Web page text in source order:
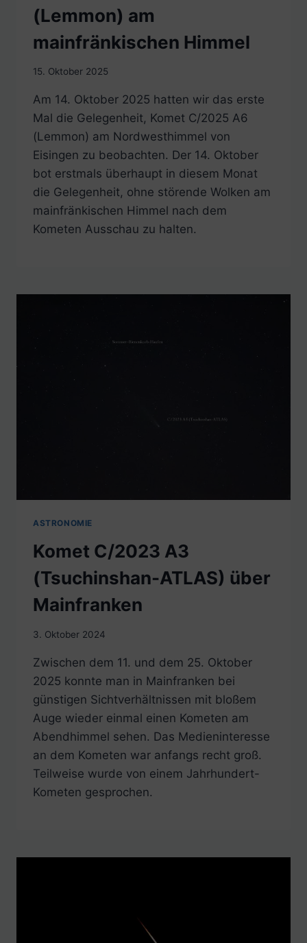
(Lemmon) am
mainfränkischen Himmel
15. Oktober 2025
Am 14. Oktober 2025 hatten wir das erste
Mal die Gelegenheit, Komet C/2025 A6
(Lemmon) am Nordwesthimmel von
Eisingen zu beobachten. Der 14. Oktober
bot erstmals überhaupt in diesem Monat
die Gelegenheit, ohne störende Wolken am
mainfränkischen Himmel nach dem
Kometen Ausschau zu halten.
ASTRONOMIE
Komet C/2023 A3
(Tsuchinshan-ATLAS) über
Mainfranken
3. Oktober 2024
Zwischen dem 11. und dem 25. Oktober
2025 konnte man in Mainfranken bei
günstigen Sichtverhältnissen mit bloßem
Auge wieder einmal einen Kometen am
Abendhimmel sehen. Das Medieninteresse
an dem Kometen war anfangs recht groß.
Teilweise wurde von einem Jahrhundert-
Kometen gesprochen.